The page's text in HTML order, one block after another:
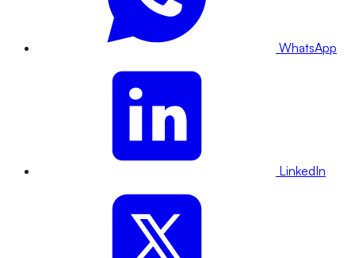
WhatsApp
LinkedIn